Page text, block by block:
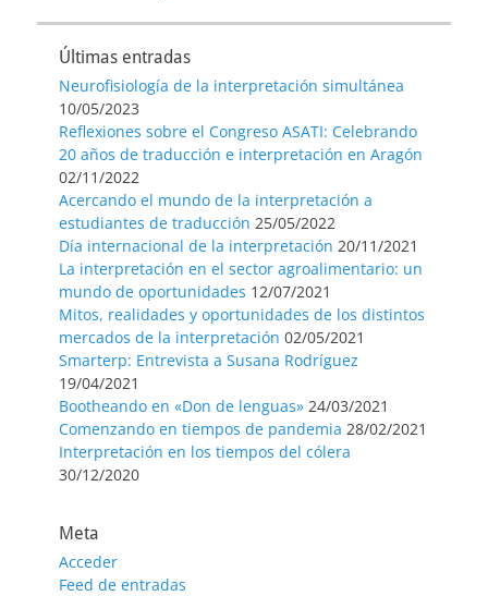
Últimas entradas
Neurofisiología de la interpretación simultánea
10/05/2023
Reflexiones sobre el Congreso ASATI: Celebrando
20 años de traducción e interpretación en Aragón
02/11/2022
Acercando el mundo de la interpretación a
estudiantes de traducción 25/05/2022
Día internacional de la interpretación 20/11/2021
La interpretación en el sector agroalimentario: un
mundo de oportunidades 12/07/2021
Mitos, realidades y oportunidades de los distintos
mercados de la interpretación 02/05/2021
Smarterp: Entrevista a Susana Rodríguez
19/04/2021
Bootheando en «Don de lenguas» 24/03/2021
Comenzando en tiempos de pandemia 28/02/2021
Interpretación en los tiempos del cólera
30/12/2020
Meta
Acceder
Feed de entradas